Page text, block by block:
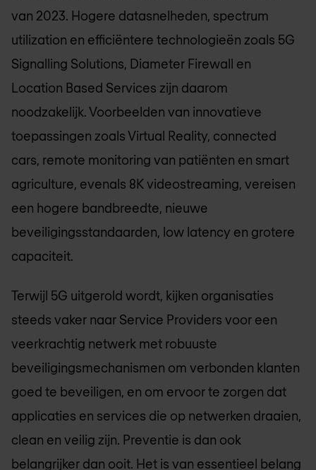
van 2023. Hogere datasnelheden, spectrum
utilization en efficiëntere technologieën zoals 5G
Signalling Solutions, Diameter Firewall en
Location Based Services zijn daarom
noodzakelijk. Voorbeelden van innovatieve
toepassingen zoals Virtual Reality, connected
cars, remote monitoring van patiënten en smart
agriculture, evenals 8K videostreaming, vereisen
een hogere bandbreedte, nieuwe
beveiligingsstandaarden, low latency en grotere
capaciteit.
Terwijl 5G uitgerold wordt, kijken organisaties
steeds vaker naar Service Providers voor een
veerkrachtig netwerk met robuuste
beveiligingsmechanismen om verbonden klanten
goed te beveiligen, en om ervoor te zorgen dat
applicaties en services die op netwerken draaien,
clean en veilig zijn. Preventie is dan ook
belangrijker dan ooit. Het is van essentieel belang